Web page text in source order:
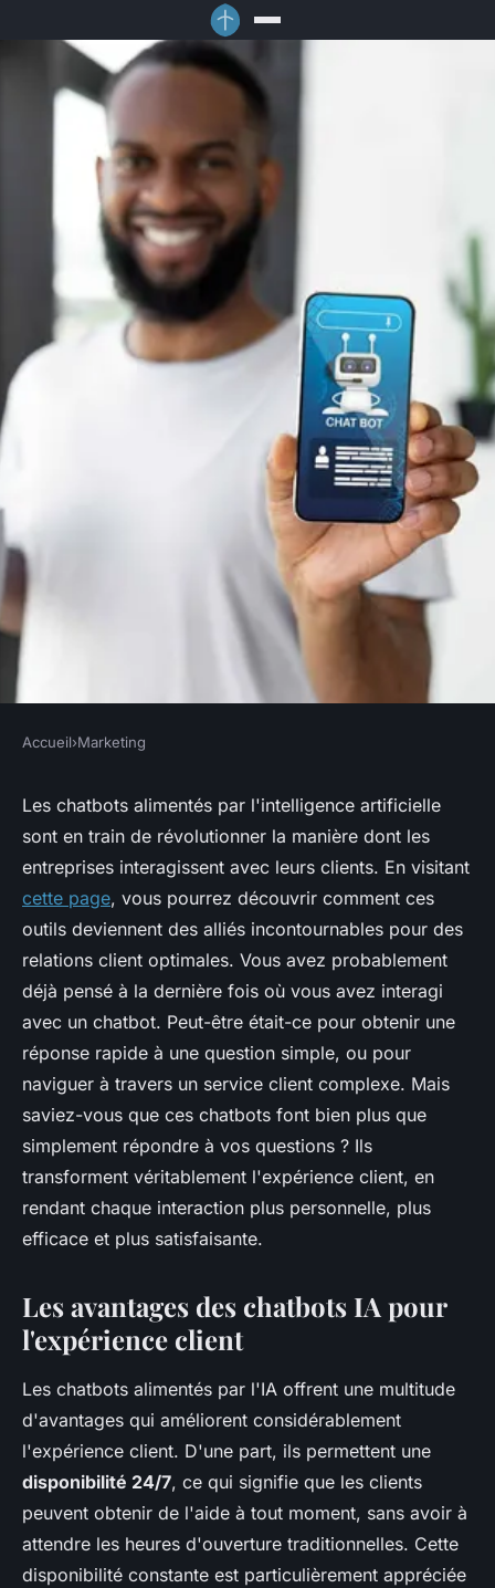
Comment les chatbots ia
transforment l'expérience
client
Edouard•12 mars 2025 •7 min de lecture
Accueil›Marketing
Les chatbots alimentés par l'intelligence artificielle
sont en train de révolutionner la manière dont les
entreprises interagissent avec leurs clients. En visitant
cette page, vous pourrez découvrir comment ces
outils deviennent des alliés incontournables pour des
relations client optimales. Vous avez probablement
déjà pensé à la dernière fois où vous avez interagi
avec un chatbot. Peut-être était-ce pour obtenir une
réponse rapide à une question simple, ou pour
naviguer à travers un service client complexe. Mais
saviez-vous que ces chatbots font bien plus que
simplement répondre à vos questions ? Ils
transforment véritablement l'expérience client, en
rendant chaque interaction plus personnelle, plus
efficace et plus satisfaisante.
Les avantages des chatbots IA pour
l'expérience client
Les chatbots alimentés par l'IA offrent une multitude
d'avantages qui améliorent considérablement
l'expérience client. D'une part, ils permettent une
disponibilité 24/7, ce qui signifie que les clients
peuvent obtenir de l'aide à tout moment, sans avoir à
attendre les heures d'ouverture traditionnelles. Cette
disponibilité constante est particulièrement appréciée